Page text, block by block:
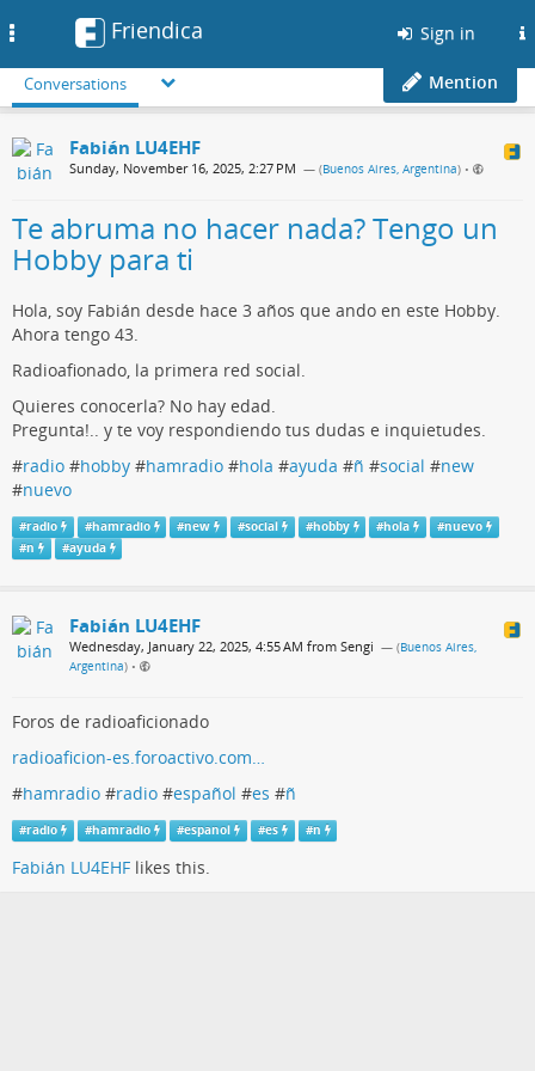
Friendica Sign in
Conversations Mention
Fabián LU4EHF
Sunday, November 16, 2025, 2:27 PM — (Buenos Aires, Argentina) •
Te abruma no hacer nada? Tengo un
Hobby para ti
Hola, soy Fabián desde hace 3 años que ando en este Hobby.
Ahora tengo 43.
Radioafionado, la primera red social.
Quieres conocerla? No hay edad.
Pregunta!.. y te voy respondiendo tus dudas e inquietudes.
#radio #hobby #hamradio #hola #ayuda #ñ #social #new
#nuevo
#radio #hamradio #new #social #hobby #hola #nuevo
#n #ayuda
Fabián LU4EHF
Wednesday, January 22, 2025, 4:55 AM from Sengi — (Buenos Aires,
Argentina) •
Foros de radioaficionado
radioaficion-es.foroactivo.com…
#hamradio #radio #español #es #ñ
#radio #hamradio #espanol #es #n
Fabián LU4EHF likes this.